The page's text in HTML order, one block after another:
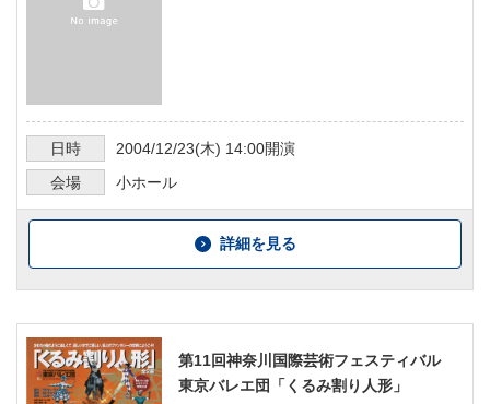
日時 2004/12/23(木) 14:00開演
会場
小ホール
詳細を見る
第11回神奈川国際芸術フェスティバル
東京バレエ団「くるみ割り人形」